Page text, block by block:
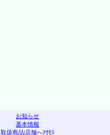
お知らせ
基本情報
取扱商品|店舗へｱｸｾｽ